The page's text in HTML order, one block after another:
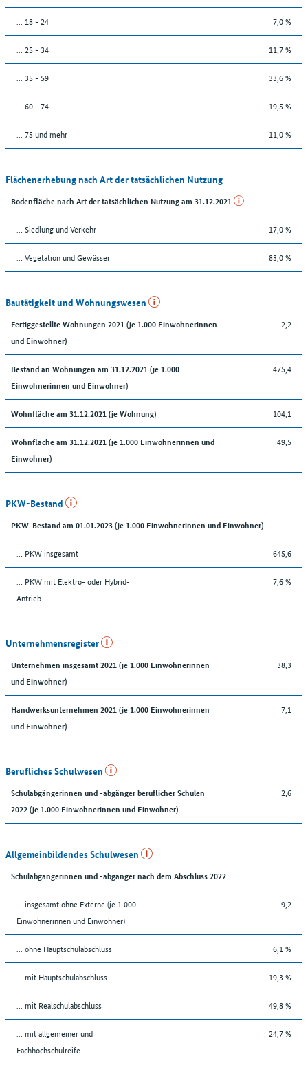
... 18 - 24 7,0 %
... 25 - 34 11,7 %
... 35 - 59 33,6 %
... 60 - 74 19,5 %
... 75 und mehr 11,0 %
Flächenerhebung nach Art der tatsächlichen Nutzung
Bodenfläche nach Art der tatsächlichen Nutzung am 31.12.2021
… Siedlung und Verkehr 17,0 %
… Vegetation und Gewässer 83,0 %
Bautätigkeit und Wohnungswesen
Fertiggestellte Wohnungen 2021 (je 1.000 Einwohnerinnen
und Einwohner)
2,2
Bestand an Wohnungen am 31.12.2021 (je 1.000
Einwohnerinnen und Einwohner)
475,4
Wohnfläche am 31.12.2021 (je Wohnung) 104,1
Wohnfläche am 31.12.2021 (je 1.000 Einwohnerinnen und
Einwohner)
49,5
PKW-Bestand
PKW-Bestand am 01.01.2023 (je 1.000 Einwohnerinnen und Einwohner)
… PKW insgesamt 645,6
… PKW mit Elektro- oder Hybrid-
Antrieb
7,6 %
Unternehmensregister
Unternehmen insgesamt 2021 (je 1.000 Einwohnerinnen
und Einwohner)
38,3
Handwerksunternehmen 2021 (je 1.000 Einwohnerinnen
und Einwohner)
7,1
Berufliches Schulwesen
Schulabgängerinnen und -abgänger beruflicher Schulen
2022 (je 1.000 Einwohnerinnen und Einwohner)
2,6
Allgemeinbildendes Schulwesen
Schulabgängerinnen und -abgänger nach dem Abschluss 2022
... insgesamt ohne Externe (je 1.000
Einwohnerinnen und Einwohner)
9,2
... ohne Hauptschulabschluss 6,1 %
... mit Hauptschulabschluss 19,3 %
... mit Realschulabschluss 49,8 %
... mit allgemeiner und
Fachhochschulreife
24,7 %